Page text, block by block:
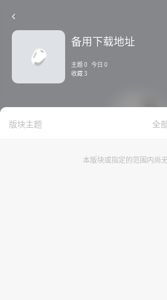
备用下载地址
主题 0 今日 0
收藏 3
版块主题 全
本版块或指定的范围内尚